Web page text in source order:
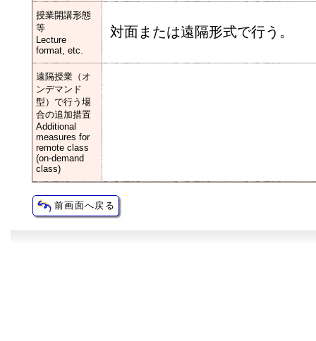
授業開講形態
等
Lecture
format, etc.
対面または遠隔形式で行う。
遠隔授業（オ
ンデマンド
型）で行う場
合の追加措置
Additional
measures for
remote class
(on-demand
class)